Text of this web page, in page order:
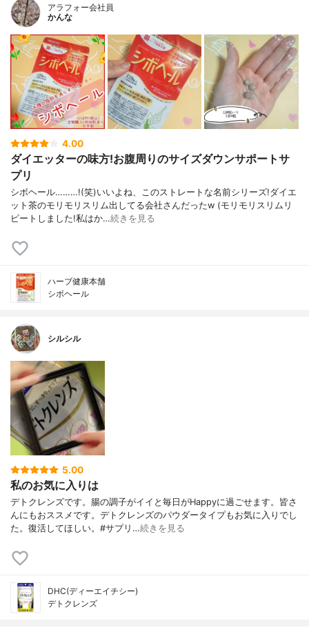
アラフォー会社員
かんな
4.00
ダイエッターの味方!お腹周りのサイズダウンサポートサ
プリ
シボヘール………!(笑)いいよね、このストレートな名前シリーズ!ダイエ
ット茶のモリモリスリム出してる会社さんだったw (モリモリスリムリ
ピートしました!私はか…続きを見る
ハーブ健康本舗
シボヘール
シルシル
5.00
私のお気に入りは
デトクレンズです。腸の調子がイイと毎日がHappyに過ごせます。皆さ
んにもおススメです。デトクレンズのパウダータイプもお気に入りでし
た。復活してほしい。#サプリ…続きを見る
DHC(ディーエイチシー)
デトクレンズ